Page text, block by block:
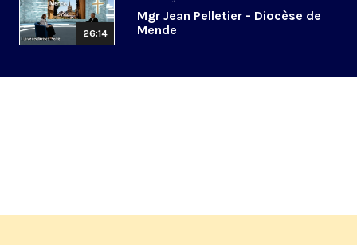
26:14
Mgr Jean Pelletier - Diocèse de
Mende